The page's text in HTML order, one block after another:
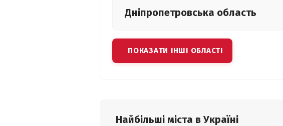
Дніпропетровська область
ПОКАЗАТИ ІНШІ ОБЛАСТІ
Найбільші міста в Україні